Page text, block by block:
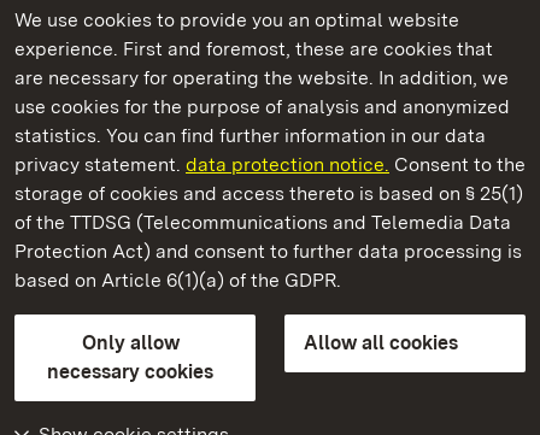
We use cookies to provide you an optimal website
experience. First and foremost, these are cookies that
are necessary for operating the website. In addition, we
use cookies for the purpose of analysis and anonymized
statistics. You can find further information in our data
privacy statement. data protection notice. Consent to the
storage of cookies and access thereto is based on § 25(1)
of the TTDSG (Telecommunications and Telemedia Data
Protection Act) and consent to further data processing is
based on Article 6(1)(a) of the GDPR.
Only allow
necessary cookies
Allow all cookies
State Palaces and Gardens of Baden-Wuerttemberg
Staatliche Schlösser und Gärten Baden‑Württemberg
State Palaces and Gardens of Baden-Wuerttemberg
Contact usFAQMasthead
Declaration on barrier-free access
BITV-konform (geprüfte Seiten)